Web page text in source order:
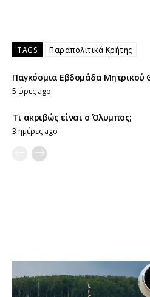
TAGS Παραπολιτικά Κρήτης
Παγκόσμια Εβδομάδα Μητρικού
5 ώρες ago
Τι ακριβώς είναι ο Όλυμπος;
3 ημέρες ago